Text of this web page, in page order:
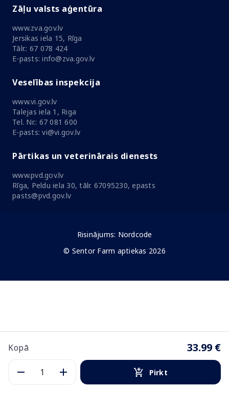
Kopā 33.99 €
Pirkt
Zāļu valsts aģentūra
www.zva.gov.lv
Jersikas iela 15, Rīga
Tālr.: 67 078 424
E-pasts: info@zva.gov.lv
Veselības inspekcija
www.vi.gov.lv
Talejas iela 1, Riga
Tel. Nr.: 67 081 600
E-pasts: vi@vi.gov.lv
Pārtikas un veterinārais dienests
www.pvd.gov.lv
Rīga, Peldu iela 30, tālr. 67095230, epasts
pasts@pvd.gov.lv
Risinājums: Nordcode
© Sentor Farm aptiekas 2026